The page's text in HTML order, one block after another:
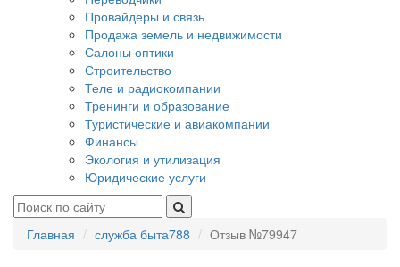
Провайдеры и связь
Продажа земель и недвижимости
Салоны оптики
Строительство
Теле и радиокомпании
Тренинги и образование
Туристические и авиакомпании
Финансы
Экология и утилизация
Юридические услуги
Главная служба быта788 Отзыв №79947